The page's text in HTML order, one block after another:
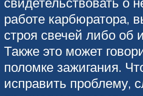
работе карбюратора,
строя свечей либо об
Также это может
поломке зажигания.
исправить проблему,